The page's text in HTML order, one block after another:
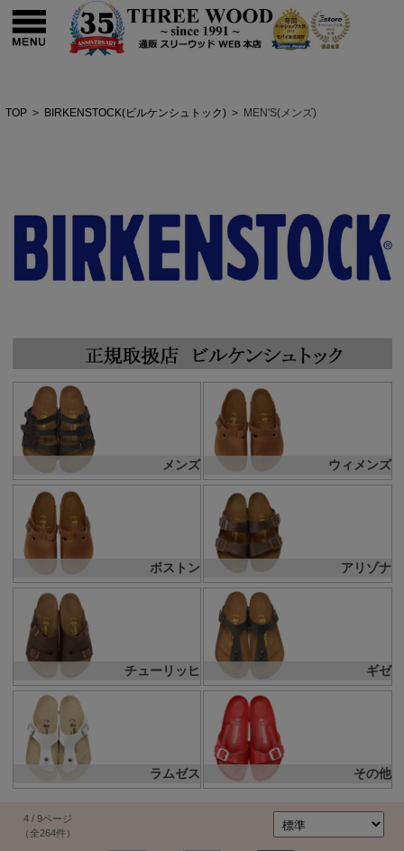
TOP > BIRKENSTOCK(ビルケンシュトック) > MEN'S(メンズ)
メンズ ウィメンズ
ボストン アリゾナ
チューリッヒ ギゼ
ラムゼス その他
4 / 9ページ
（全264件）